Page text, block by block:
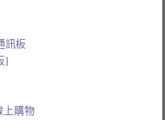
訊板
]
上購物